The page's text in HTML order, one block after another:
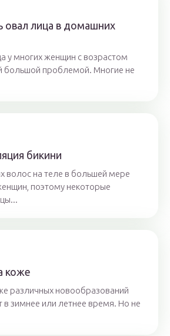
овал лица в домашних
у многих женщин с возрастом
большой проблемой. Многие не
бикини
волос на теле в большей мере
поэтому некоторые
коже
различных новообразований
в зимнее или летнее время. Но не